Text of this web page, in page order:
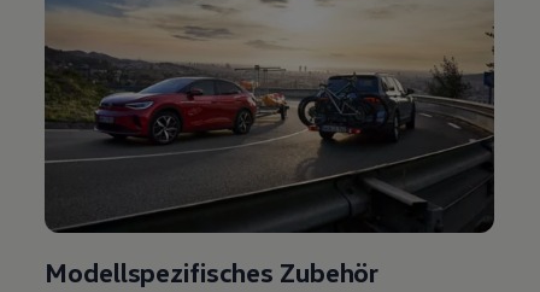
Modellspezifisches Zubehör